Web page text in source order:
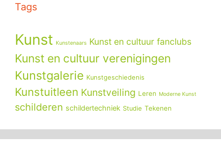
Tags
Kunst Kunstenaars Kunst en cultuur fanclubs
Kunst en cultuur verenigingen
Kunstgalerie Kunstgeschiedenis
Kunstuitleen Kunstveiling Leren Moderne Kunst
schilderen schildertechniek Studie Tekenen